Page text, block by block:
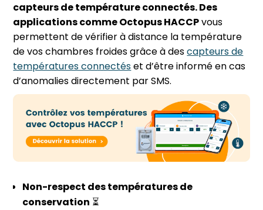
capteurs de température connectés. Des
applications commeOctopus HACCPvous
permettent de vérifier à distance la température
de vos chambres froides grâce à descapteurs de
températures connectéset d’être informé en cas
d’anomalies directement par SMS.
Non-respect des températures de
conservation ⏳